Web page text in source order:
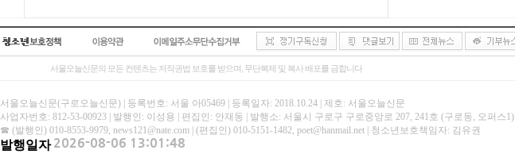
서울오늘신문의 모든 컨텐츠는 저작권법 보호를 받으며, 무단복제 및 복사 배포를 금합니다
서울오늘신문(구로오늘신문) | 등록번호: 서울 아05469 | 등록일자: 2018.10.24 | 제호: 서울오늘신문
사업자번호: 812-53-00923 | 발행인: 이성용 | 편집인: 안재동 | 발행소: 서울시 구로구 구로중앙로 207, 241호 (구로동, 오퍼스1)
☎ (발행인) 010-8553-9979, news121@nate.com | (편집인) 010-5151-1482, poet@hanmail.net | 청소년보호책임자: 김유권
발행일자